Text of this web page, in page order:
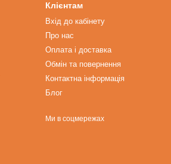
Клієнтам
Вхід до кабінету
Про нас
Оплата і доставка
Обмін та повернення
Контактна інформація
Блог
Ми в соцмережах